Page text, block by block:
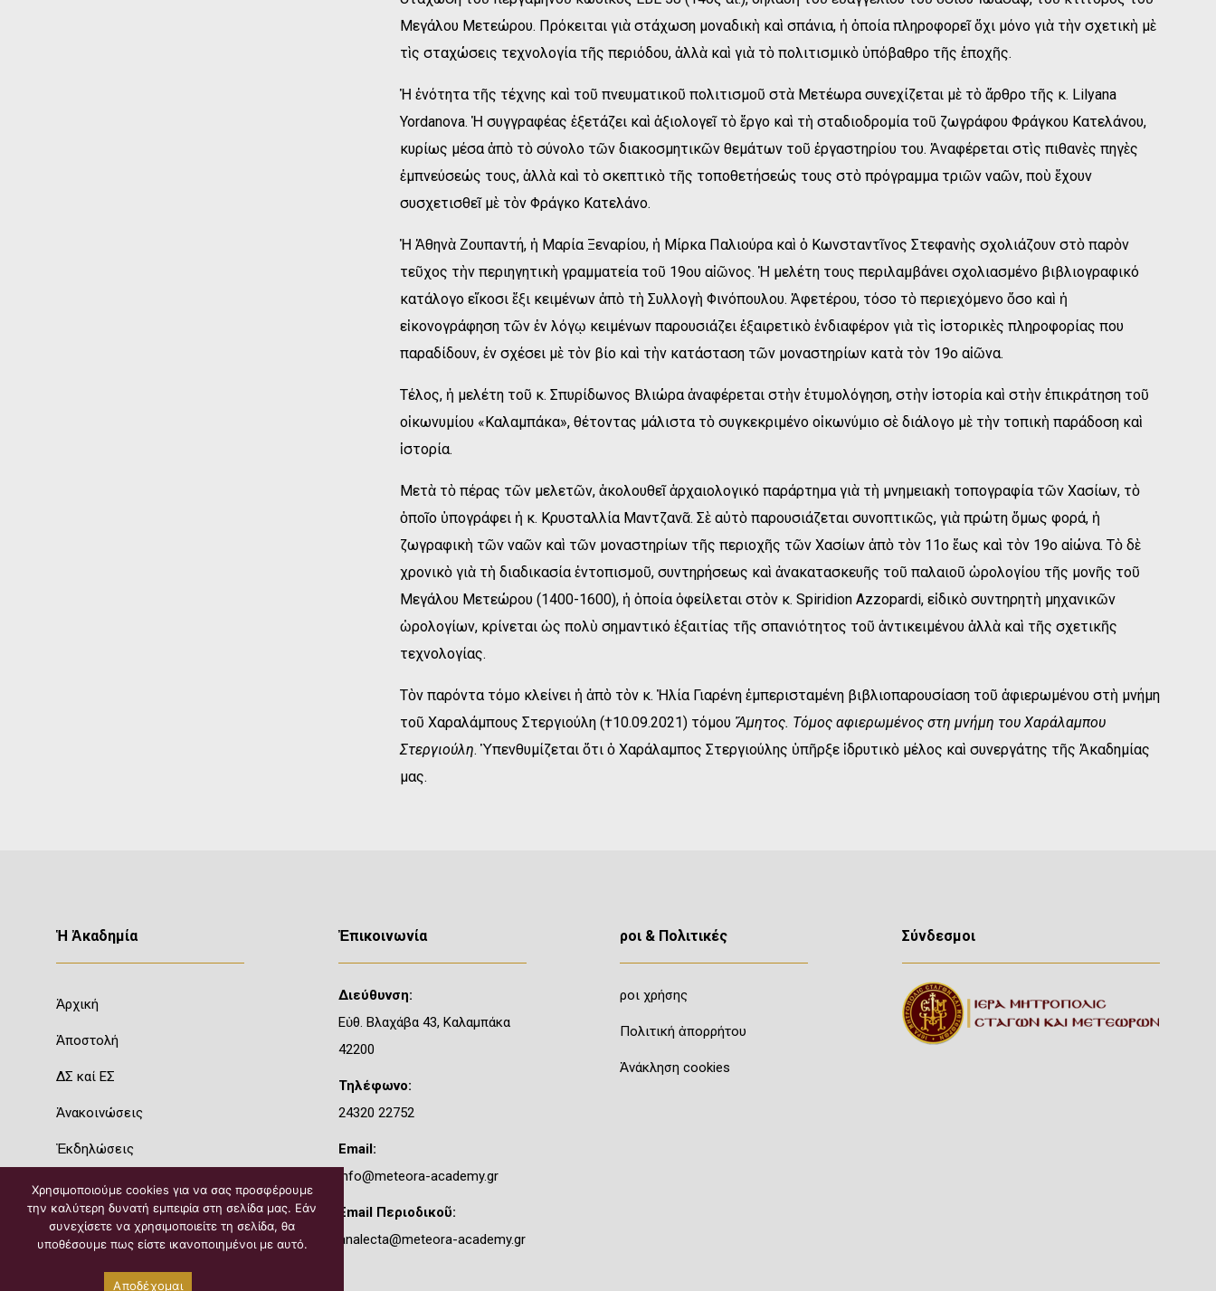
Μεγάλου Μετεώρου. Πρόκειται γιὰ στάχωση μοναδικὴ καὶ σπάνια, ἡ ὁποία πληροφορεῖ ὄχι μόνο γιὰ τὴν σχετικὴ μὲ
τὶς σταχώσεις τεχνολογία τῆς περιόδου, ἀλλὰ καὶ γιὰ τὸ πολιτισμικὸ ὑπόβαθρο τῆς ἐποχῆς.
Ἡ ἑνότητα τῆς τέχνης καὶ τοῦ πνευματικοῦ πολιτισμοῦ στὰ Μετέωρα συνεχίζεται μὲ τὸ ἄρθρο τῆς κ. Lilyana
Yordanova. Ἡ συγγραφέας ἐξετάζει καὶ ἀξιολογεῖ τὸ ἔργο καὶ τὴ σταδιοδρομία τοῦ ζωγράφου Φράγκου Κατελάνου,
κυρίως μέσα ἀπὸ τὸ σύνολο τῶν διακοσμητικῶν θεμάτων τοῦ ἐργαστηρίου του. Ἀναφέρεται στὶς πιθανὲς πηγὲς
ἐμπνεύσεώς τους, ἀλλὰ καὶ τὸ σκεπτικὸ τῆς τοποθετήσεώς τους στὸ πρόγραμμα τριῶν ναῶν, ποὺ ἔχουν
συσχετισθεῖ μὲ τὸν Φράγκο Κατελάνο.
Ἡ Ἀθηνὰ Ζουπαντή, ἡ Μαρία Ξεναρίου, ἡ Μίρκα Παλιούρα καὶ ὁ Κωνσταντῖνος Στεφανὴς σχολιάζουν στὸ παρὸν
τεῦχος τὴν περιηγητικὴ γραμματεία τοῦ 19ου αἰῶνος. Ἡ μελέτη τους περιλαμβάνει σχολιασμένο βιβλιογραφικό
κατάλογο εἴκοσι ἕξι κειμένων ἀπὸ τὴ Συλλογὴ Φινόπουλου. Ἀφετέρου, τόσο τὸ περιεχόμενο ὅσο καὶ ἡ
εἰκονογράφηση τῶν ἐν λόγῳ κειμένων παρουσιάζει ἐξαιρετικὸ ἐνδιαφέρον γιὰ τὶς ἱστορικὲς πληροφορίας που
παραδίδουν, ἐν σχέσει μὲ τὸν βίο καὶ τὴν κατάσταση τῶν μοναστηρίων κατὰ τὸν 19ο αἰῶνα.
Τέλος, ἡ μελέτη τοῦ κ. Σπυρίδωνος Βλιώρα ἀναφέρεται στὴν ἐτυμολόγηση, στὴν ἱστορία καὶ στὴν ἐπικράτηση τοῦ
οἰκωνυμίου «Καλαμπάκα», θέτοντας μάλιστα τὸ συγκεκριμένο οἰκωνύμιο σὲ διάλογο μὲ τὴν τοπικὴ παράδοση καὶ
ἱστορία.
Μετὰ τὸ πέρας τῶν μελετῶν, ἀκολουθεῖ ἀρχαιολογικό παράρτημα γιὰ τὴ μνημειακὴ τοπογραφία τῶν Χασίων, τὸ
ὁποῖο ὑπογράφει ἡ κ. Κρυσταλλία Μαντζανᾶ. Σὲ αὐτὸ παρουσιάζεται συνοπτικῶς, γιὰ πρώτη ὅμως φορά, ἡ
ζωγραφικὴ τῶν ναῶν καὶ τῶν μοναστηρίων τῆς περιοχῆς τῶν Χασίων ἀπὸ τὸν 11ο ἕως καὶ τὸν 19ο αἰώνα. Τὸ δὲ
χρονικὸ γιὰ τὴ διαδικασία ἐντοπισμοῦ, συντηρήσεως καὶ ἀνακατασκευῆς τοῦ παλαιοῦ ὡρολογίου τῆς μονῆς τοῦ
Μεγάλου Μετεώρου (1400-1600), ἡ ὁποία ὀφείλεται στὸν κ. Spiridion Azzopardi, εἰδικὸ συντηρητὴ μηχανικῶν
ὡρολογίων, κρίνεται ὡς πολὺ σημαντικό ἐξαιτίας τῆς σπανιότητος τοῦ ἀντικειμένου ἀλλὰ καὶ τῆς σχετικῆς
τεχνολογίας.
Τὸν παρόντα τόμο κλείνει ἡ ἀπὸ τὸν κ. Ἠλία Γιαρένη ἐμπερισταμένη βιβλιοπαρουσίαση τοῦ ἀφιερωμένου στὴ μνήμη
τοῦ Χαραλάμπους Στεργιούλη (†10.09.2021) τόμου Ἄμητος. Τόμος αφιερωμένος στη μνήμη του Χαράλαμπου
Στεργιούλη. Ὑπενθυμίζεται ὅτι ὁ Χαράλαμπος Στεργιούλης ὑπῆρξε ἱδρυτικὸ μέλος καὶ συνεργάτης τῆς Ἀκαδημίας
μας.
Ἡ Ἀκαδημία
Ἀρχική
Ἀποστολή
ΔΣ καί ΕΣ
Ἀνακοινώσεις
Ἐκδηλώσεις
Δραστηριότητα
Περιοδικό
Ἐπικοινωνία
Διεύθυνση:
Εὐθ. Βλαχάβα 43, Καλαμπάκα
42200
Τηλέφωνο:
24320 22752
Email:
info@meteora-academy.gr
Email Περιοδικοῦ:
analecta@meteora-academy.gr
Ὅροι & Πολιτικές
Ὅροι χρήσης
Πολιτική ἀπορρήτου
Ἀνάκληση cookies
Σύνδεσμοι
Χρησιμοποιούμε cookies για να σας προσφέρουμε
την καλύτερη δυνατή εμπειρία στη σελίδα μας. Εάν
συνεχίσετε να χρησιμοποιείτε τη σελίδα, θα
υποθέσουμε πως είστε ικανοποιημένοι με αυτό.
Αποδέχομαι